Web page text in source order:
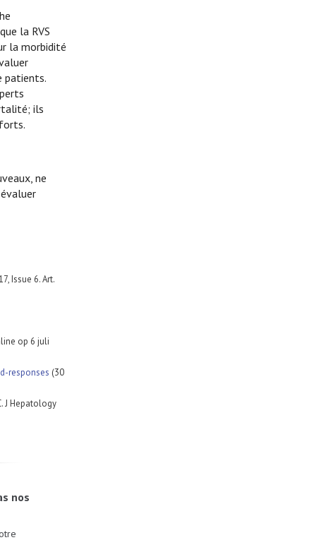
la RVS
la morbidité
patients.
ils
ne
Issue 6. Art.
op 6 juli
responses (30
J Hepatology
nos